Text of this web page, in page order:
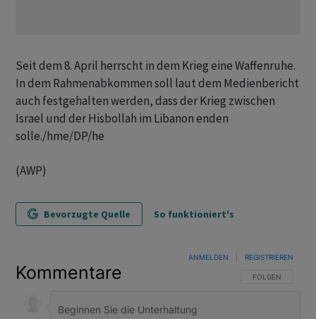
Seit dem 8. April herrscht in dem Krieg eine Waffenruhe.
In dem Rahmenabkommen soll laut dem Medienbericht
auch festgehalten werden, dass der Krieg zwischen
Israel und der Hisbollah im Libanon enden
solle./hme/DP/he
(AWP)
Bevorzugte Quelle So funktioniert's
Kommentare FOLGE DIESER
FOLGEN
ANMELDEN REGISTRIEREN